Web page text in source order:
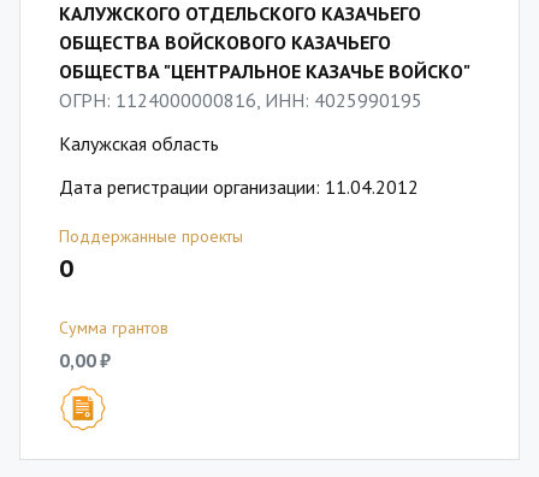
КАЛУЖСКОГО ОТДЕЛЬСКОГО КАЗАЧЬЕГО
ОБЩЕСТВА ВОЙСКОВОГО КАЗАЧЬЕГО
ОБЩЕСТВА "ЦЕНТРАЛЬНОЕ КАЗАЧЬЕ ВОЙСКО"
ОГРН: 1124000000816, ИНН: 4025990195
Калужская область
Дата регистрации организации: 11.04.2012
Поддержанные проекты
0
Сумма грантов
0,00 ₽